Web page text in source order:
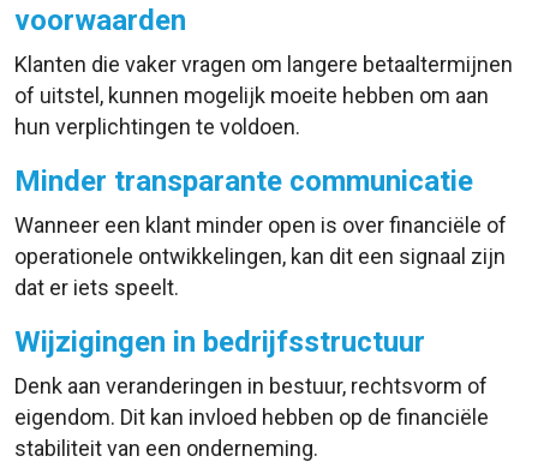
voorwaarden
Klanten die vaker vragen om langere betaaltermijnen
of uitstel, kunnen mogelijk moeite hebben om aan
hun verplichtingen te voldoen.
Minder transparante communicatie
Wanneer een klant minder open is over financiële of
operationele ontwikkelingen, kan dit een signaal zijn
dat er iets speelt.
Wijzigingen in bedrijfsstructuur
Denk aan veranderingen in bestuur, rechtsvorm of
eigendom. Dit kan invloed hebben op de financiële
stabiliteit van een onderneming.